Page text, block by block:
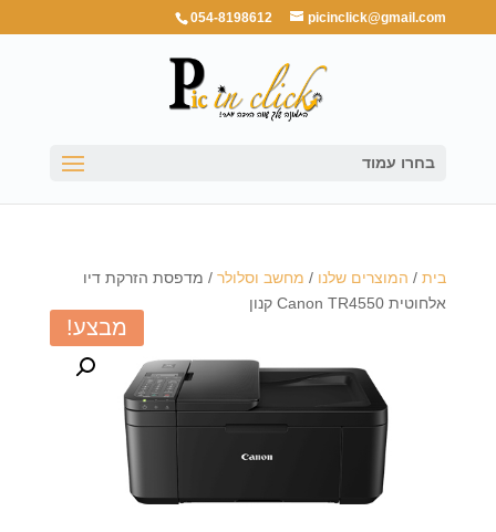
054-8198612 picinclick@gmail.com
בחרו עמוד
בית/ המוצרים שלנו / מחשב וסלולר/ מדפסת הזרקת דיו
אלחוטית Canon TR4550 קנון
מבצע!